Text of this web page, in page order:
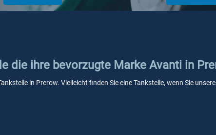
die ihre bevorzugte Marke Avanti in
in Prerow. Vielleicht finden Sie eine Tankstelle, wenn Sie